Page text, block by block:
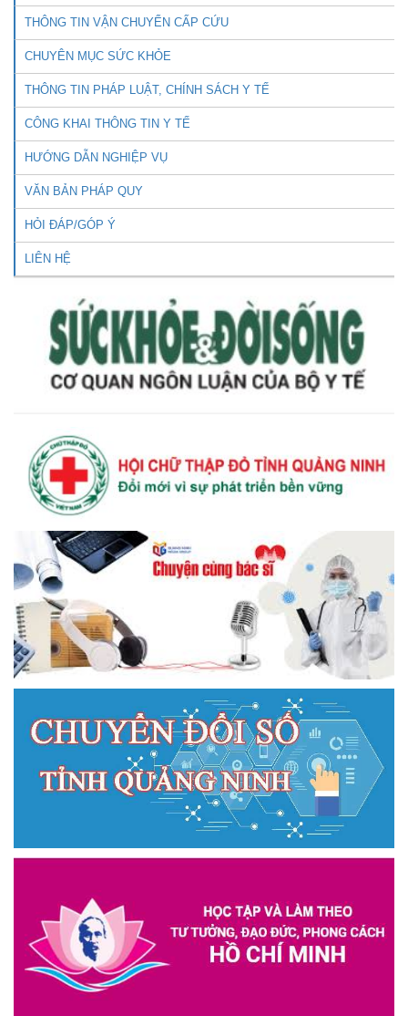
THÔNG TIN VẬN CHUYỂN CẤP CỨU
CHUYÊN MỤC SỨC KHỎE
THÔNG TIN PHÁP LUẬT, CHÍNH SÁCH Y TẾ
CÔNG KHAI THÔNG TIN Y TẾ
HƯỚNG DẪN NGHIỆP VỤ
VĂN BẢN PHÁP QUY
HỎI ĐÁP/GÓP Ý
LIÊN HỆ